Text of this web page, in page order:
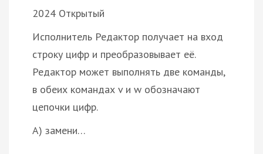
2024 Открытый
Исполнитель Редактор получает на вход
строку цифр и преобразовывает её.
Редактор может выполнять две команды,
в обеих командах v и w обозначают
цепочки цифр.
А) замени…